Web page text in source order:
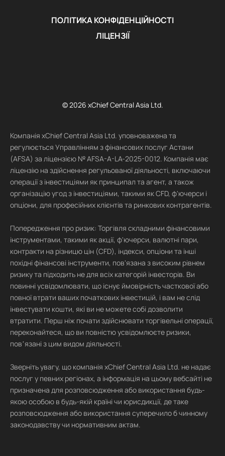
ПОЛІТИКА КОНФІДЕНЦІЙНОСТІ
ЛІЦЕНЗІЇ
© 2026 xChief Central Asia Ltd.
Компанія xChief Central Asia Ltd. уповноважена та
регулюється Управлінням з фінансових послуг Астани
(AFSA) за ліцензією № AFSA-A-LA-2025-0012. Компанія має
ліцензію на здійснення регульованої діяльності, включаючи
операції з інвестиціями як принципал та агент, а також
організацію угод з інвестиціями, такими як CFD, ф'ючерси і
опціони, для професійних клієнтів та ринкових контрагентів.
Попередження про ризик: Торгівля складними фінансовими
інструментами, такими як акції, ф'ючерси, валютні пари,
контракти на різницю цін (CFD), індекси, опціони та інші
похідні фінансові інструменти, пов'язана з високим рівнем
ризику та підходить не для всіх категорій інвесторів. Ви
повинні усвідомлювати, що існує ймовірність часткової або
повної втрати ваших початкових інвестицій, і вам не слід
інвестувати кошти, які ви не можете собі дозволити
втратити. Перш ніж почати здійснювати торгівельні операції,
переконайтеся, що ви повністю усвідомлюєте ризики,
повʼязані з цим видом діяльності.
Зверніть увагу, що компанія xChief Central Asia Ltd. не надає
послуг у певних регіонах, а інформація на цьому вебсайті не
призначена для розповсюдження або використання будь-
якою особою в будь-якій країні чи юрисдикції, де таке
розповсюдження або використання суперечило б чинному
законодавству чи нормативним актам.